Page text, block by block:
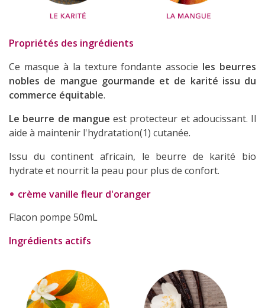
Propriétés des ingrédients
Ce masque à la texture fondante associe les beurres
nobles de mangue gourmande et de karité issu du
commerce équitable.
Le beurre de mangue est protecteur et adoucissant. Il
aide à maintenir l'hydratation(1) cutanée.
Issu du continent africain, le beurre de karité bio
hydrate et nourrit la peau pour plus de confort.
crème vanille fleur d'oranger
Flacon pompe 50mL
Ingrédients actifs